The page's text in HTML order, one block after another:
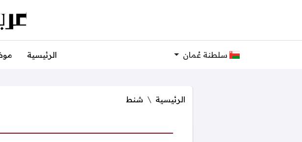
سلطنة عُمان الرئيسية
الرئيسية شنط